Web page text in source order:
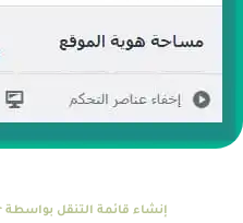
إنشاء قائمة التنقل بواسطة Elementor متوافقة مع الجوال